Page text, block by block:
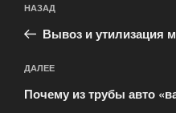
по
записям
Предыдущая
запись:
НАЗАД
Вывоз и утилизация
Следующая
запись
ДАЛЕЕ
Почему из трубы авто